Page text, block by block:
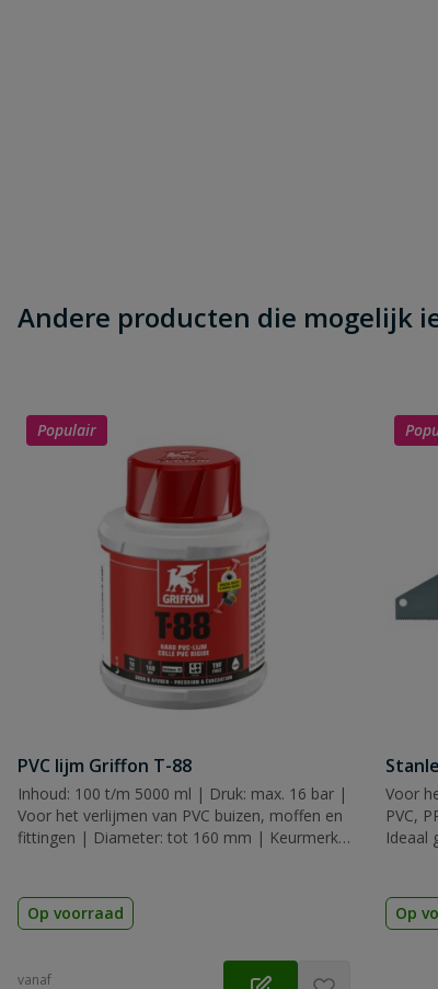
Andere producten die mogelijk
Populair
PVC lijm Griffon T-88
Inhoud: 100 t/m 5000 ml | Druk: max. 16 bar |
Voor het verlijmen van PVC buizen, moffen en
fittingen | Diameter: tot 160 mm | Keurmerk:
Op voorraad
vanaf
Voor
PVC,
Ideaal
Op